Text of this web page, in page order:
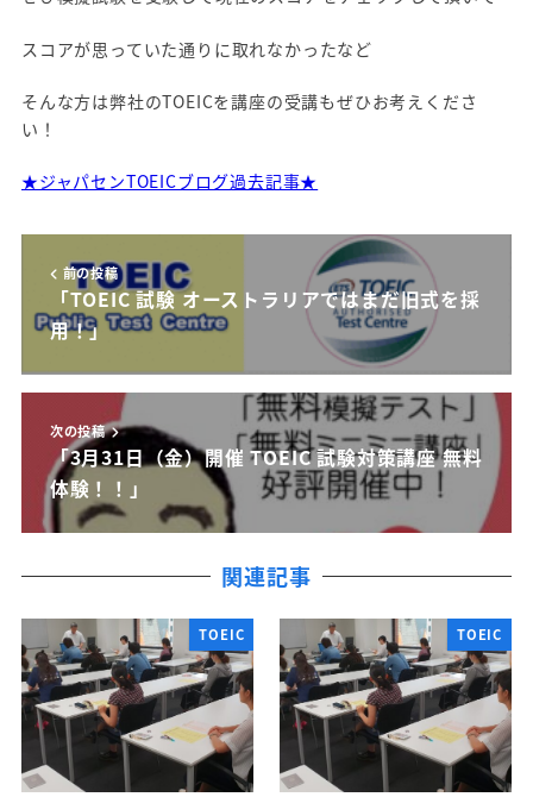
スコアが思っていた通りに取れなかったなど
そんな方は弊社のTOEICを講座の受講もぜひお考えくださ
い！
★ジャパセンTOEICブログ過去記事★
前の投稿
「TOEIC 試験 オーストラリアではまだ旧式を採
用！」
次の投稿
「3月31日（金）開催 TOEIC 試験対策講座 無料
体験！！」
関連記事
TOEIC TOEIC